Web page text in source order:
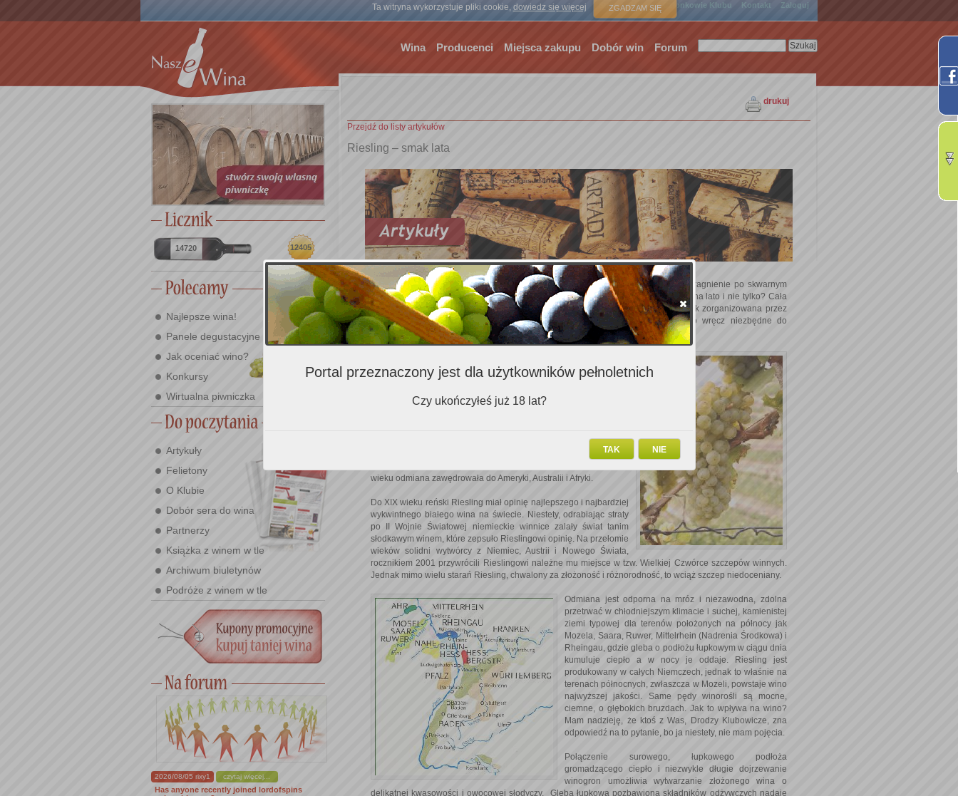
Ta witryna wykorzystuje pliki cookie, dowiedz się więcej ZGADZAM SIĘ
Strona główna Członkowie Klubu Kontakt Zaloguj
Wina Producenci Miejsca zakupu Dobór win Forum
14720 12405
Najlepsze wina!
Panele degustacyjne
Jak oceniać wino?
Konkursy
Wirtualna piwniczka
Artykuły
Felietony
O Klubie
Dobór sera do wina
Partnerzy
Książka z winem w tle
Archiwum biuletynów
Podróże z winem w tle
2026/08/05 rixy1 czytaj więcej...
Has anyone recently joined lordofspins
drukuj
Przejdź do listy artykułów
Riesling – smak lata
Riesling w upalne letnie popołudnie? Pychota. Niewiele win potrafi tak ugasić pragnienie po skwarnym
dniu. Co sprawia, że akurat z tej odmiany powstają takie wyborne wytrawne wina na lato i nie tylko? Cała
droga z winnicy do butelki, prawie każdy krok procesu powstawania wina, jest tak zorganizowana przez
wyjątkowo w tym przypadku zgrany duet człowieka z naturą, żeby wino było wręcz niezbędne do
kontemplowania letnich zachodów słońca.
historię. Pierwsze zapiski dotyczące tej odmiany pojawiły się 13
marca 1435 roku kiedy to w Rüsselsheim (niewielkim księstwie
nad Renem, w pobliżu dzisiejszego regionu Rheingau) podczas
inwentarzu magazynu grafa Jana VI z Katzenelnbogen
Wspaniała jakość wina sprawiła, że w XVI i XVII stuleciu Riesling
wieku odmiana zawędrowała do Ameryki, Australii i Afryki.
Do XIX wieku reński Riesling miał opinię najlepszego i najbardziej
wykwintnego białego wina na świecie. Niestety, odrabiając straty
po II Wojnie Światowej niemieckie winnice zalały świat tanim
słodkawym winem, które zepsuło Rieslingowi opinię. Na przełomie
wieków solidni wytwórcy z Niemiec, Austrii i Nowego Świata,
rocznikiem 2001 przywrócili Rieslingowi należne mu miejsce w tzw. Wielkiej Czwórce szczepów winnych.
Jednak mimo wielu starań Riesling, chwalony za złożoność i różnorodność, to wciąż szczep niedoceniany.
Odmiana jest odporna na mróz i niezawodna, zdolna
przetrwać w chłodniejszym klimacie i suchej, kamienistej
ziemi typowej dla terenów położonych na północy jak
Mozela, Saara, Ruwer, Mittelrhein (Nadrenia Środkowa) i
Rheingau, gdzie gleba o podłożu łupkowym w ciągu dnia
kumuluje ciepło a w nocy je oddaje. Riesling jest
produkowany w całych Niemczech, jednak to właśnie na
terenach północnych, zwłaszcza w Mozeli, powstaje wino
najwyższej jakości. Same pędy winorośli są mocne,
ciemne, o głębokich bruzdach. Jak to wpływa na wino?
Mam nadzieję, że ktoś z Was, Drodzy Klubowicze, zna
odpowiedź na to pytanie, bo ja niestety, nie mam pojęcia.
Połączenie surowego, łupkowego podłoża
gromadzącego ciepło i niezwykle długie dojrzewanie
winogron umożliwia wytwarzanie złożonego wina o
delikatnej kwasowości i owocowej słodyczy. Gleba łupkowa pozbawiona składników odżywczych nadaje
Portal przeznaczony jest dla użytkowników pełnoletnich
Czy ukończyłeś już 18 lat?
NIE
TAK